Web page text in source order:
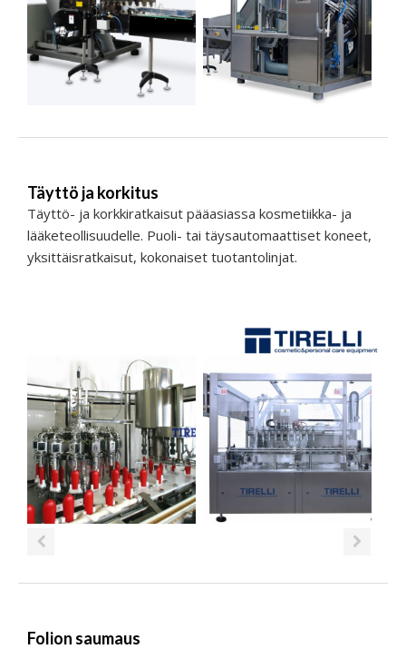
Täyttö ja korkitus
Täyttö- ja korkkiratkaisut pääasiassa kosmetiikka- ja
lääketeollisuudelle. Puoli- tai täysautomaattiset koneet,
yksittäisratkaisut, kokonaiset tuotantolinjat.
Folion saumaus